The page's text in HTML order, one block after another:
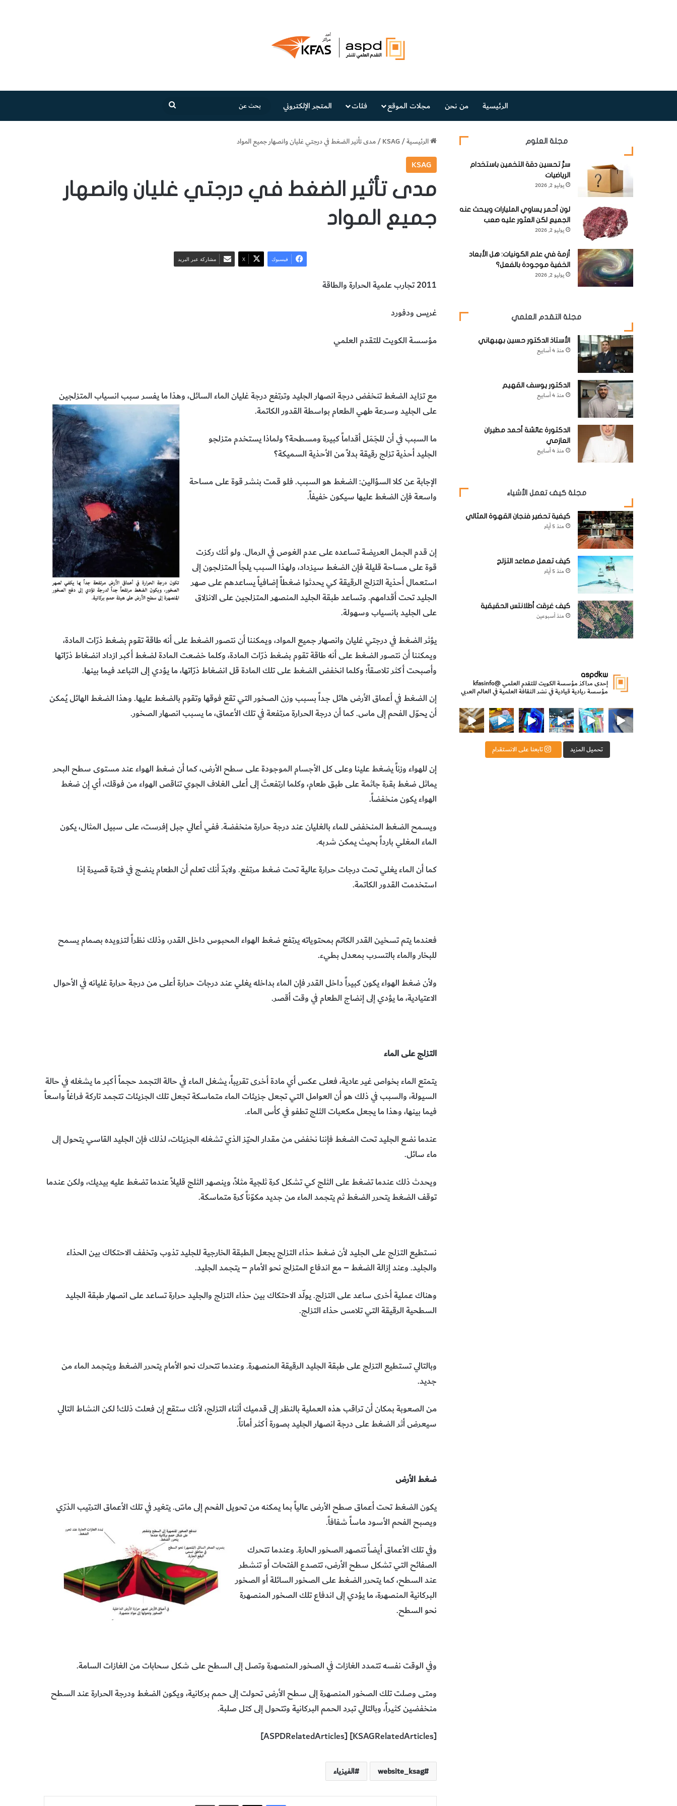
الرئيسية من نحن مجلات الموقع فئات المتجر الإلكتروني
عن
الرئيسية/
KSAG
/مدى تأثير الضغط في درجتي غليان وانصهار جميع المواد
KSAG
مدى تأثير الضغط في درجتي غليان وانصهار
جميع المواد
فيسبوك ‫X مشاركة عبر البريد
2011 تجارب علمية الحرارة والطاقة
غريس ودفورد
مؤسسة الكويت للتقدم العلمي
مع تزايد الضغط تنخفض درجة انصهار الجليد وترتفع درجة غليان الماء السائل، وهذا ما يفسر سبب انسياب المتزلجين
على الجليد وسرعة طهي الطعام بواسطة القدور الكاتمة.
ما السبب في أن للجَمَل أقداماً كبيرة ومسطحة؟ ولماذا يستخدم متزلجو
الجليد أحذية تزلج رقيقة بدلاً من الأحذية السميكة؟
الإجابة عن كلا السؤالين: الضغط هو السبب. فلو قمت بنشر قوة على مساحة
واسعة فإن الضغط عليها سيكون خفيفاً.
إن قدم الجمل العريضة تساعده على عدم الغوص في الرمال. ولو أنك ركزت
قوة على مساحة قليلة فإن الضغط سيزداد، ولهذا السبب يلجأ المتزلجون إلى
استعمال أحذية التزلج الرقيقة كي يحدثوا ضغطاً إضافياً يساعدهم على صهر
الجليد تحت أقدامهم. وتساعد طبقة الجليد المنصهر المتزلجين على الانزلاق
على الجليد بانسياب وسهولة.
يؤثر الضغط في درجتي غليان وانصهار جميع المواد، ويمكننا أن نتصور الضغط على أنه طاقة تقوم بضغط ذرّات المادة،
ويمكننا أن نتصور الضغط على أنه طاقة تقوم بضغط ذرّات المادة، وكلما خضعت المادة لضغط أكبر ازداد انضغاط ذرّاتها
وأصبحت أكثر تلاصقاً؛ وكلما انخفض الضغط على تلك المادة قل انضغاط ذرّاتها، ما يؤدي إلى التباعد فيما بينها.
إن الضغط في أعماق الأرض هائل جداً بسبب وزن الصخور التي تقع فوقها وتقوم بالضغط عليها. وهذا الضغط الهائل يُمكن
أن يحوّل الفحم إلى ماس. كما أن درجة الحرارة مرتفعة في تلك الأعماق، ما يسبب انصهار الصخور.
إن للهواء وزناً يضغط علينا وعلى كل الأجسام الموجودة على سطح الأرض، كما أن ضغط الهواء عند مستوى سطح البحر
يماثل ضغط بقرة جاثمة على طبق طعام، وكلما ارتفعتَ إلى أعلى الغلاف الجوي تناقص الهواء من فوقك، أي إن ضغط
الهواء يكون منخفضاً.
ويسمح الضغط المنخفض للماء بالغليان عند درجة حرارة منخفضة. ففي أعالي جبل إفرست، على سبيل المثال، يكون
الماء المغلي بارداً بحيث يمكن شربه.
كما أن الماء يغلي تحت درجات حرارة عالية تحت ضغط مرتفع. ولابدّ أنك تعلم أن الطعام ينضج في فترة قصيرة إذا
استخدمت القدور الكاتمة.
فعندما يتم تسخين القدر الكاتم بمحتوياته يرتفع ضغط الهواء المحبوس داخل القدر، وذلك نظراً لتزويده بصمام يسمح
للبخار والماء بالتسرب بمعدل بطيء.
ولأن ضغط الهواء يكون كبيراً داخل القدر فإن الماء بداخله يغلي عند درجات حرارة أعلى من درجة حرارة غليانه في الأحوال
الاعتيادية، ما يؤدي إلى إنضاج الطعام في وقت أقصر.
التزلج على الماء
يتمتع الماء بخواص غير عادية، فعلى عكس أي مادة أخرى تقريباً، يشغل الماء في حالة التجمد حجماً أكبر ما يشغله في حالة
السيولة، والسبب في ذلك هو أن العوامل التي تجعل جزيئات الماء متماسكة تجعل تلك الجزيئات تتجمد تاركة فراغاً واسعاً
فيما بينها، وهذا ما يجعل مكعبات الثلج تطفو في كأس الماء.
عندما نضع الجليد تحت الضغط فإننا نخفض من مقدار الحيّز الذي تشغله الجزيئات، لذلك فإن الجليد القاسي يتحول إلى
ماء سائل.
ويحدث ذلك عندما تضغط على الثلج كي تشكل كرة ثلجية مثلاً، وينصهر الثلج قليلاً عندما تضغط عليه بيديك، ولكن عندما
توقف الضغط يتحرر الضغط ثم يتجمد الماء من جديد مكوّناً كرة متماسكة.
نستطيع التزلج على الجليد لأن ضغط حذاء التزلج يجعل الطبقة الخارجية للجليد تذوب وتخفف الاحتكاك بين الحذاء
والجليد. وعند إزالة الضغط – مع اندفاع المتزلج نحو الأمام – يتجمد الجليد.
وهناك عملية أخرى ساعد على التزلج. يولّد الاحتكاك بين حذاء التزلج والجليد حرارة تساعد على انصهار طبقة الجليد
السطحية الرقيقة التي تلامس حذاء التزلج.
وبالتالي تستطيع التزلج على طبقة الجليد الرقيقة المنصهرة. وعندما تتحرك نحو الأمام يتحرر الضغط ويتجمد الماء من
جديد.
من الصعوبة بمكان أن تراقب هذه العملية بالنظر إلى قدميك أثناء التزلج، لأنك ستقع إن فعلت ذلك! لكن النشاط التالي
سيعرض أثر الضغط على درجة انصهار الجليد بصورة أكثر أماناً.
ضغط الأرض
يكون الضغط تحت أعماق صطح الأرض عالياً بما يمكنه من تحويل الفحم إلى ماسّ. يتغير في تلك الأعماق الترتيب الذرّي
ويصبح الفحم الأسود ماساً شفافاً.
وفي تلك الأعماق أيضاً تنصهر الصخور الحارة. وعندما تتحرك
الصفائح التي تشكل سطح الأرض، تتصدع الفتحات أو تنشطر
عند السطح، كما يتحرر الضغط على الصخور السائلة أو الصخور
البركانية المنصهرة، ما يؤدي إلى اندفاع تلك الصخور المنصهرة
نحو السطح.
وفي الوقت نفسه تتمدد الغازات في الصخور المنصهرة وتصل إلى السطح على شكل سحابات من الغازات السامة.
ومتى وصلت تلك الصخور المنصهرة إلى سطح الأرض تحولت إلى حمم بركانية، ويكون الضغط ودرجة الحرارة عند السطح
منخفضين كثيراً، وبالتالي تبرد الحمم البركانية وتتحول إلى كتل صلبة.
[KSAGRelatedArticles] [ASPDRelatedArticles]
website_ksag الفيزياء
مجلة العلوم
سرُّ تحسين دقة التخمين باستخدام
الرياضيات
يوليو 2, 2026
لون أحمر يساوي المليارات ويبحث عنه
الجميع لكن العثور عليه صعب
يوليو 2, 2026
أزمة في علم الكونيات: هل الأبعاد
الخفية موجودة بالفعل؟
يوليو 2, 2026
مجلة التقدم العلمي
الأستاذ الدكتور حسين بهبهاني
منذ 4 أسابيع
الدكتور يوسف القهيم
منذ 4 أسابيع
الدكتورة عائشة أحمد مطيران
العازمي
منذ 4 أسابيع
مجلة كيف تعمل الأشياء
كيفية تحضير فنجان القهوة المثالي
منذ 5 أيام
كيف تعمل مصاعد التزلج
منذ 5 أيام
كيف غرقت أطلانتس الحقيقية
منذ أسبوعين
aspdkw
إحدى مراكز مؤسسة الكويت للتقدم العلمي@kfasinfo
مؤسسة ريادية قيادية في نشر الثقافة العلمية في العالم العربي
ووزير الدولة لشؤون الش
من الأعماق نكتشف ومن الكتب نتعلّم⁨ رجعنا! ما كنّا بعيد! مجهزين لكم كل جديد!⁩
تحميل المزيد تابعنا على الانستقرام